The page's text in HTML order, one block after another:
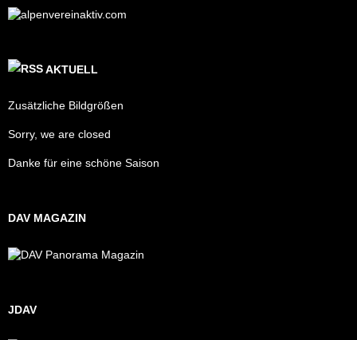
AKTUELL
Zusätzliche Bildgrößen
Sorry, we are closed
Danke für eine schöne Saison
DAV MAGAZIN
JDAV